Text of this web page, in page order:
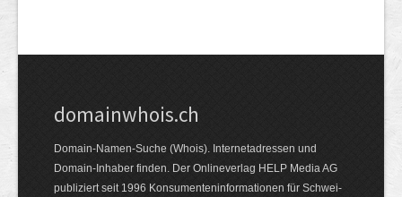
domainwhois.ch
Domain-Namen-Suche (Whois). Internet­adressen und
Domain-Inhaber finden. Der Online­verlag HELP Media AG
publiziert seit 1996 Konsumenten­informationen für Schwei­